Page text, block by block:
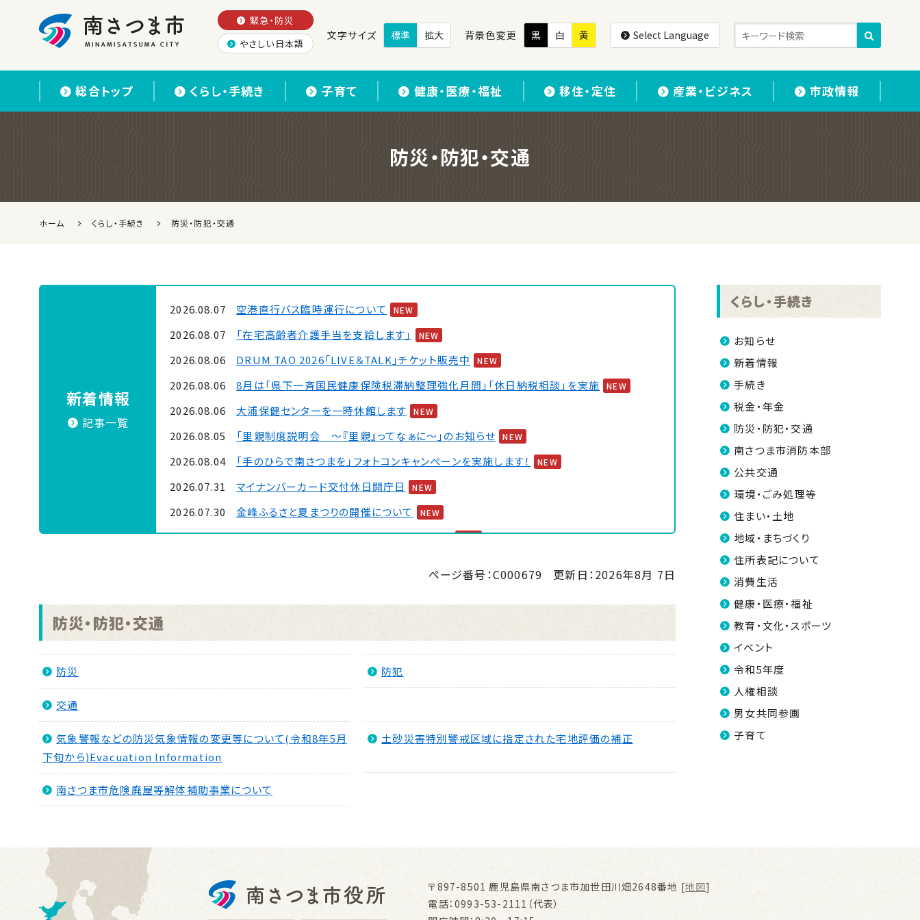
緊急・防災
やさしい日本語
文字サイズ 標準 拡大 背景色変更 黒 白 黄 Select Language
総合トップ くらし・手続き 子育て 健康・医療・福祉 移住・定住 産業・ビジネス 市政情報
防災・防犯・交通
ホーム くらし・手続き 防災・防犯・交通
新着情報
記事一覧
2026.08.07 空港直行バス臨時運行について NEW
2026.08.07 「在宅高齢者介護手当を支給します」 NEW
2026.08.06 DRUM TAO 2026「LIVE＆TALK」チケット販売中 NEW
2026.08.06 8月は「県下一斉国民健康保険税滞納整理強化月間」「休日納税相談」を実施 NEW
2026.08.06 大浦保健センターを一時休館します NEW
2026.08.05 「里親制度説明会 ～『里親』ってなぁに～」のお知らせ NEW
2026.08.04 「手のひらで南さつまを」フォトコンキャンペーンを実施します！ NEW
2026.07.31 マイナンバーカード交付休日開庁日 NEW
2026.07.30 金峰ふるさと夏まつりの開催について NEW
2026.07.30 吹上浜海浜公園 婚活イベント2026 第2弾 NEW
ページ番号：C000679 更新日：2026年8月 7日
防災・防犯・交通
防災 防犯
交通
気象警報などの防災気象情報の変更等について(令和8年5月
下旬から)Evacuation Information
土砂災害特別警戒区域に指定された宅地評価の補正
南さつま市危険廃屋等解体補助事業について
くらし・手続き
お知らせ
新着情報
手続き
税金・年金
防災・防犯・交通
南さつま市消防本部
公共交通
環境・ごみ処理等
住まい・土地
地域・まちづくり
住所表記について
消費生活
健康・医療・福祉
教育・文化・スポーツ
イベント
令和5年度
人権相談
男女共同参画
子育て
〒897-8501鹿児島県南さつま市加世田川畑2648番地 [地図]
電話：0993-53-2111（代表）